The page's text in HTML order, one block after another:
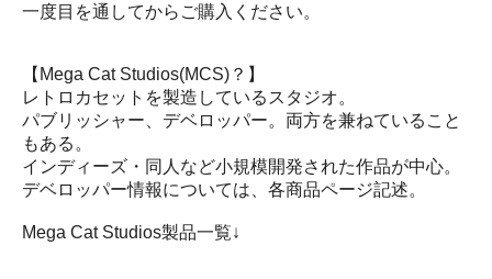
一度目を通してからご購入ください。
【Mega Cat Studios(MCS)？】
レトロカセットを製造しているスタジオ。
パブリッシャー、デベロッパー。両方を兼ねていること
もある。
インディーズ・同人など小規模開発された作品が中心。
デベロッパー情報については、各商品ページ記述。
Mega Cat Studios製品一覧↓